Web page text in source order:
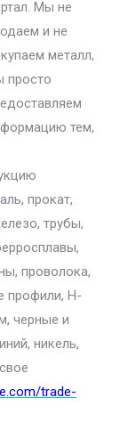
Мы не
и не
металл,
просто
тем,
прокат,
трубы,
проволока,
профили, H-
черные и
никель,
trade-